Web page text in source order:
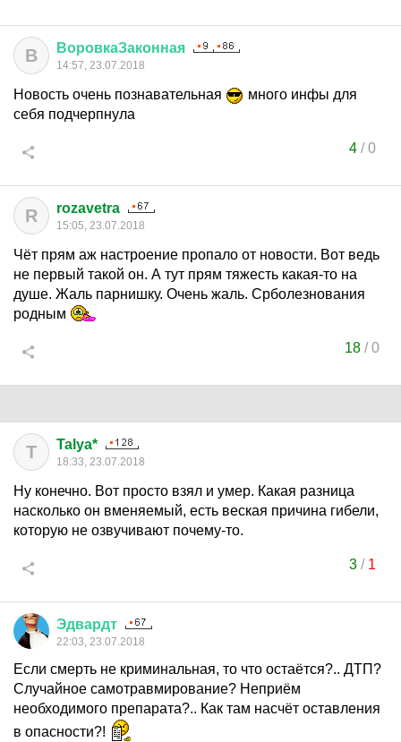
В ВоровкаЗаконная
14:57, 23.07.2018
Новость очень познавательная
много инфы для
себя подчерпнула
4/0
R rozavetra
15:05, 23.07.2018
Чёт прям аж настроение пропало от новости. Вот ведь
не первый такой он. А тут прям тяжесть какая-то на
душе. Жаль парнишку. Очень жаль. Срболезнования
родным
18 /0
T Talya*
18:33, 23.07.2018
Ну конечно. Вот просто взял и умер. Какая разница
насколько он вменяемый, есть веская причина гибели,
которую не озвучивают почему-то.
3/ 1
Эдвардт
22:03, 23.07.2018
Если смерть не криминальная, то что остаётся?.. ДТП?
Случайное самотравмирование? Неприём
необходимого препарата?.. Как там насчёт оставления
в опасности?!